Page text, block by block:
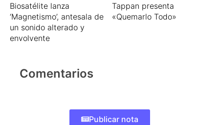
Biosatélite lanza
‘Magnetismo’, antesala de
un sonido alterado y
envolvente
Tappan presenta
«Quemarlo Todo»
Comentarios
Publicar nota